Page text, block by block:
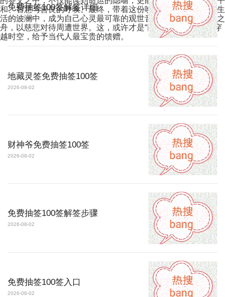
和、智慧与善良的呼唤。最终，带着这份唤醒的力量，在现实生
活的波澜中，成为自己心灵最可靠的观世音，以智慧驾驭人生之
舟，以慈悲对待周遭世界。这，或许才是“南海观音菩萨灵签”穿
越时空，给予当代人最宝贵的馈赠。
免费抽签100签解签详细
2026-08-02
地藏灵签免费抽签100签
2026-08-02
财神爷免费抽签100签
2026-08-02
免费抽签100签解签步骤
2026-08-02
免费抽签100签入口
2026-08-02